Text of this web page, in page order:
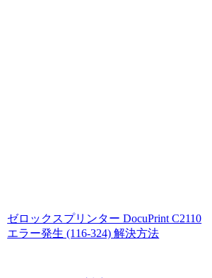
ゼロックスプリンター DocuPrint C2110
エラー発生 (116-324) 解決方法